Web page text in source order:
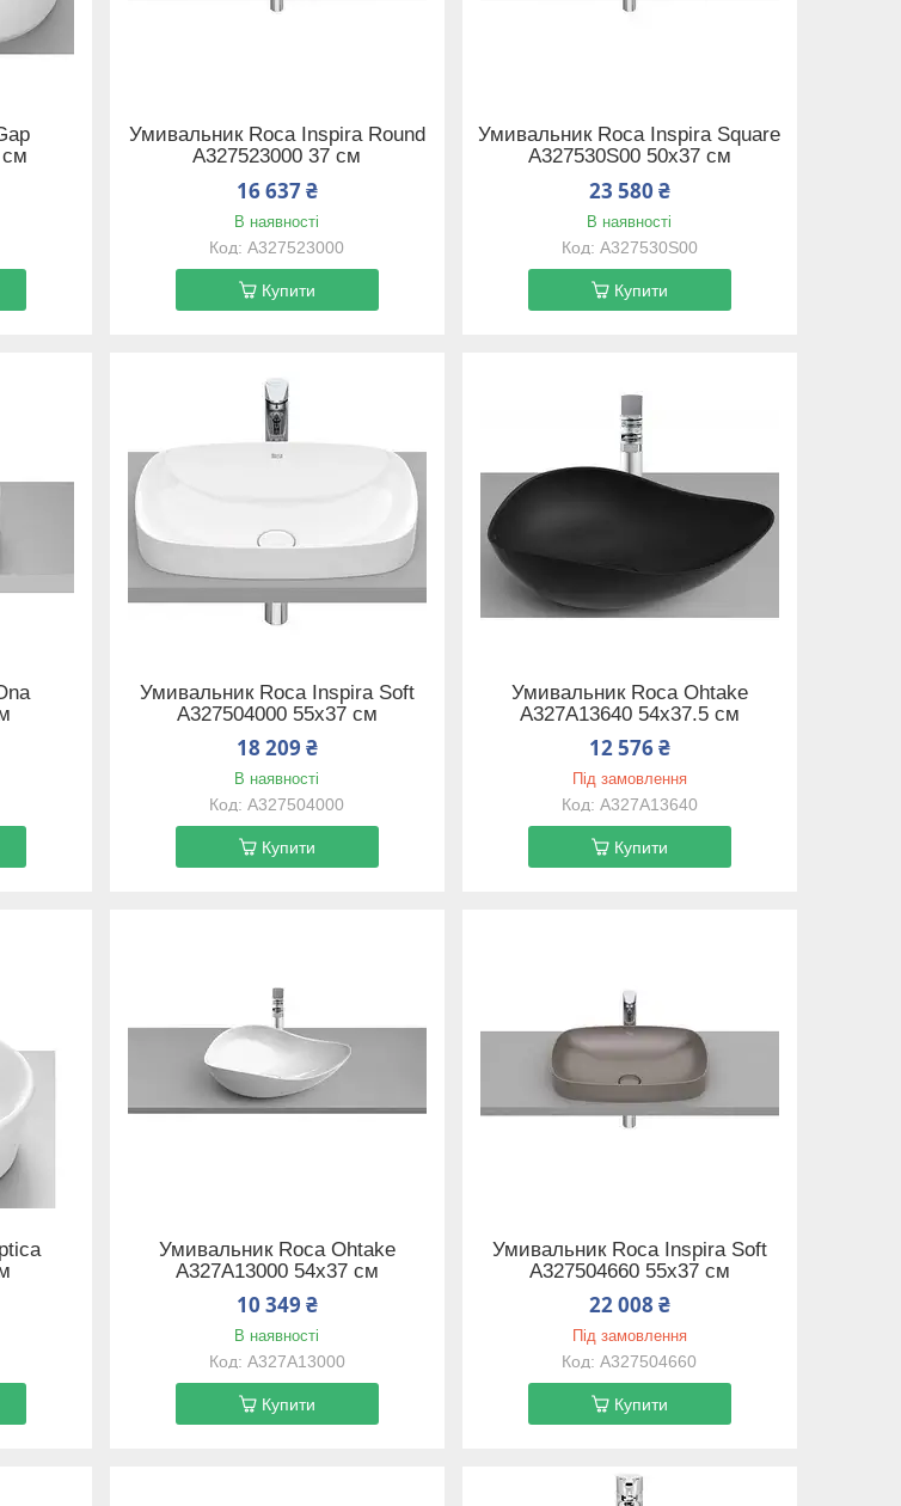
см
Умивальник Roca Inspira Round
A327523000 37 см
16 637 ₴
В наявності
A327523000
Купити
Умивальник Roca Inspira Square
A327530S00 50х37 см
23 580 ₴
В наявності
A327530S00
Купити
Умивальник Roca Inspira Soft
A327504000 55х37 см
18 209 ₴
В наявності
A327504000
Купити
Умивальник Roca Ohtake
A327A13640 54х37.5 см
12 576 ₴
Під замовлення
A327A13640
Купити
Умивальник Roca Ohtake
A327A13000 54х37 см
10 349 ₴
В наявності
A327A13000
Купити
Умивальник Roca Inspira Soft
A327504660 55х37 см
22 008 ₴
Під замовлення
A327504660
Купити